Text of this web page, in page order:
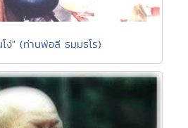
ง่" (ท่านพ่อลี ธมฺมธโร)